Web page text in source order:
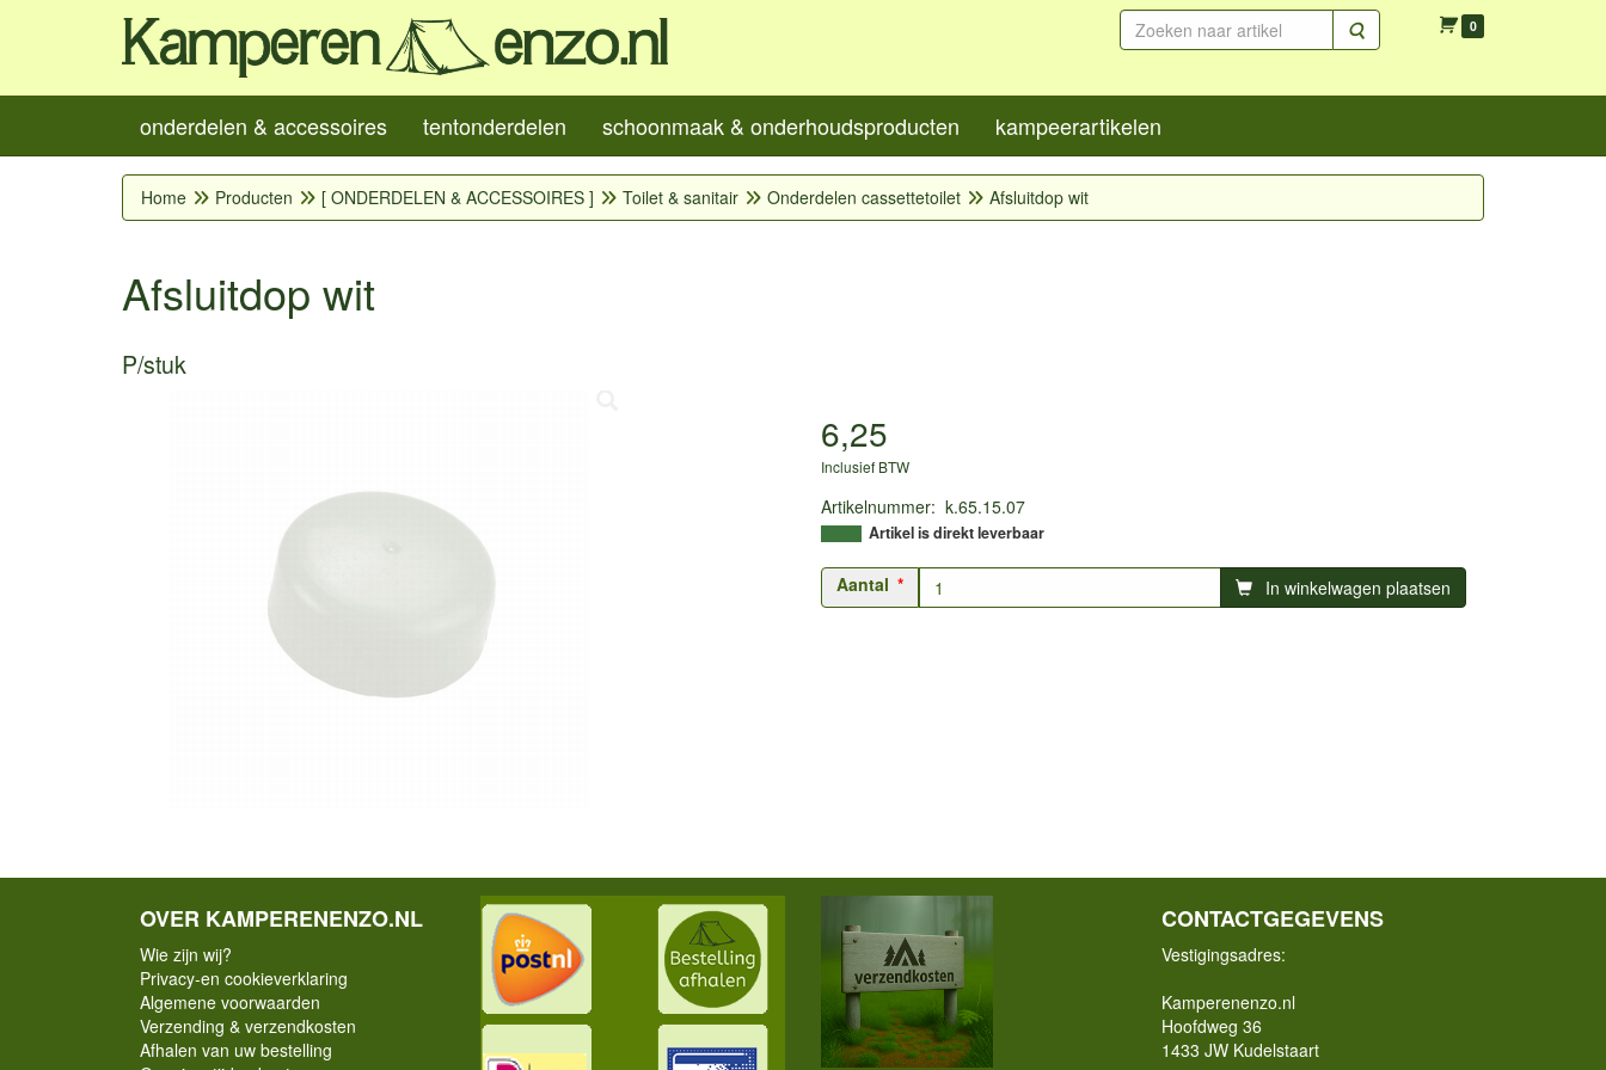
Zoeken 0
onderdelen & accessoires tentonderdelen schoonmaak & onderhoudsproducten kampeerartikelen
Home Producten [ ONDERDELEN & ACCESSOIRES ] Toilet & sanitair Onderdelen cassettetoilet Afsluitdop wit
Afsluitdop wit
P/stuk
6,25
Inclusief BTW
Artikelnummer: k.65.15.07
Artikel is direkt leverbaar
Aantal In winkelwagen plaatsen
OVER KAMPERENENZO.NL
Wie zijn wij?
Privacy-en cookieverklaring
Algemene voorwaarden
Verzending & verzendkosten
Afhalen van uw bestelling
CONTACTGEGEVENS
Vestigingsadres:
Kamperenenzo.nl
Hoofdweg 36
1433 JW Kudelstaart